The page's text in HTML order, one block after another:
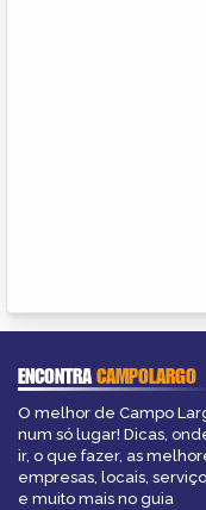
ENCONTRACAMPOLARGO
O melhor de Campo
num só lugar! Dicas,
ir, o que fazer, as
empresas, locais,
e muito mais no guia